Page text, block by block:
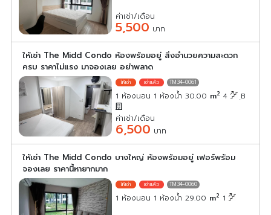
ค่าเช่า/เดือน
5,500 บาท
ให้เช่า The Midd Condo ห้องพร้อมอยู่ สิ่งอำนวยความสะดวก
ครบ ราคาไม่แรง มาจองเลย อย่าพลาด
TM34-0061
1 ห้องนอน 1 ห้องน้ำ 30.00 m2 4 ฺB
ค่าเช่า/เดือน
6,500 บาท
ให้เช่า The Midd Condo บางใหญ่ ห้องพร้อมอยู่ เฟอร์พร้อม
จองเลย ราคานี้หายากมาก
TM34-0060
1 ห้องนอน 1 ห้องน้ำ 29.00 m2 1